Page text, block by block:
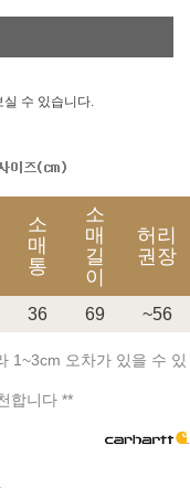
구매
수 있습니다.
소
매
통
소
매
길
이
허리
권장
36 69 ~56
1~3cm 오차가 있을 수 있
합니다 **